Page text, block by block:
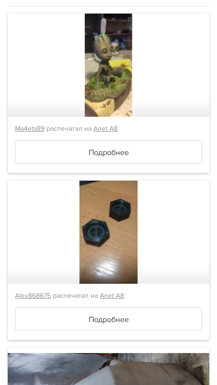
Ma4eta89 распечатал на Anet A8
Подробнее
Alex868675 распечатал на Anet A8
Подробнее